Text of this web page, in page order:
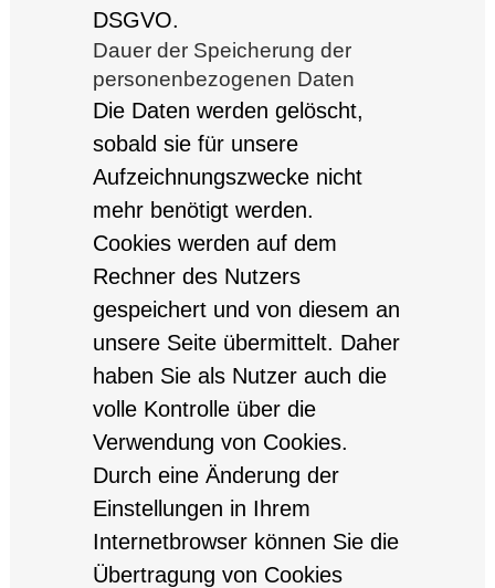
DSGVO.
Dauer der Speicherung der
personenbezogenen Daten
Die Daten werden gelöscht,
sobald sie für unsere
Aufzeichnungszwecke nicht
mehr benötigt werden.
Cookies werden auf dem
Rechner des Nutzers
gespeichert und von diesem an
unsere Seite übermittelt. Daher
haben Sie als Nutzer auch die
volle Kontrolle über die
Verwendung von Cookies.
Durch eine Änderung der
Einstellungen in Ihrem
Internetbrowser können Sie die
Übertragung von Cookies